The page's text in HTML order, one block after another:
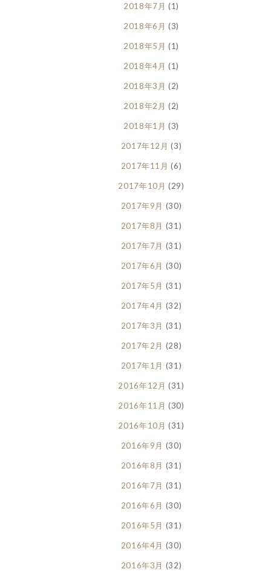
2018年7月 (1)
2018年6月 (3)
2018年5月 (1)
2018年4月 (1)
2018年3月 (2)
2018年2月 (2)
2018年1月 (3)
2017年12月 (3)
2017年11月 (6)
2017年10月 (29)
2017年9月 (30)
2017年8月 (31)
2017年7月 (31)
2017年6月 (30)
2017年5月 (31)
2017年4月 (32)
2017年3月 (31)
2017年2月 (28)
2017年1月 (31)
2016年12月 (31)
2016年11月 (30)
2016年10月 (31)
2016年9月 (30)
2016年8月 (31)
2016年7月 (31)
2016年6月 (30)
2016年5月 (31)
2016年4月 (30)
2016年3月 (32)